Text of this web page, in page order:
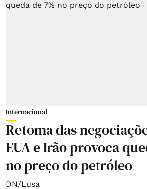
Internacional
Retoma das
EUA e Irão provoca
no preço do petróleo
DN/Lusa